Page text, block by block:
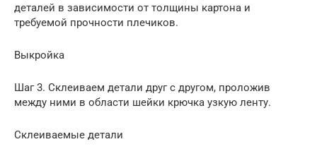
деталей в зависимости от толщины картона и
требуемой прочности плечиков.
Выкройка
Шаг 3. Склеиваем детали друг с другом, проложив
между ними в области шейки крючка узкую ленту.
Склеиваемые детали